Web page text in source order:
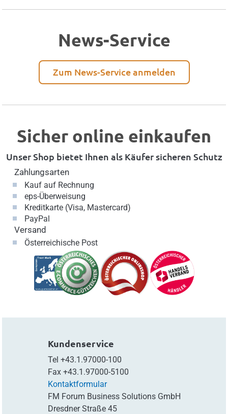
News-Service
Zum News-Service anmelden
Sicher online einkaufen
Unser Shop bietet Ihnen als Käufer sicheren Schutz
Zahlungsarten
Kauf auf Rechnung
eps-Überweisung
Kreditkarte (Visa, Mastercard)
PayPal
Versand
Österreichische Post
Kundenservice
Tel +43.1.97000-100
Fax +43.1.97000-5100
Kontaktformular
FM Forum Business Solutions GmbH
Dresdner Straße 45